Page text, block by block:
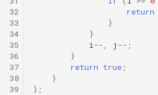
32
33
34
35
36
37
38
39
return
}
}
i -- j -- ;
}
return true ;
}
};